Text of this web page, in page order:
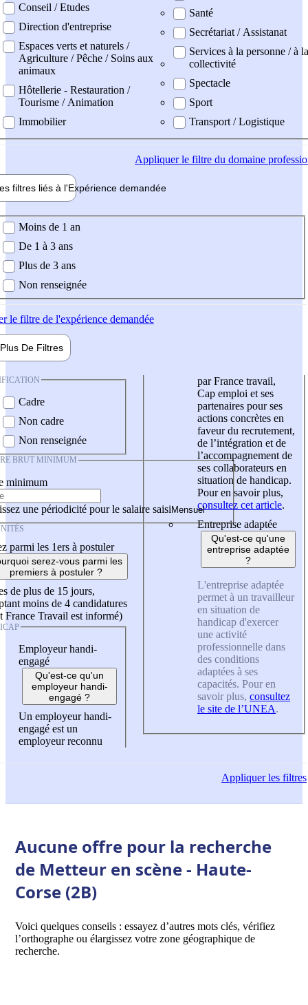
Conseil / Etudes
Direction d'entreprise
Espaces verts et naturels /
Agriculture / Pêche / Soins aux
animaux
Hôtellerie - Restauration /
Tourisme / Animation
Immobilier
Santé
Secrétariat / Assistanat
Services à la personne / à la
collectivité
Spectacle
Sport
Transport / Logistique
Appliquerle filtre du domaine
filtres liés à l'Expérience demandée
demandée
Moins de 1 an
De 1 à 3 ans
Plus de 3 ans
Non renseignée
le filtre de l'expérience demandée
Plus De Filtres
Cadre
Non cadre
Non renseignée
BRUT MINIMUM
minimum
une périodicité pour le salaire saisi
parmi les 1ers à postuler
serez-vous parmi les
premiers à postuler ?
de plus de 15 jours,
moins de 4 candidatures
France Travail est informé)
Employeur handi-
engagé
Qu'est-ce qu'un
employeur handi-
engagé ?
Un employeur handi-
engagé est un
employeur reconnu
par France travail,
Cap emploi et ses
partenaires pour ses
actions concrètes en
faveur du recrutement,
de l’intégration et de
l’accompagnement de
ses collaborateurs en
situation de handicap.
Pour en savoir plus,
consultez cet article.
Entreprise adaptée
Qu'est-ce qu'une
entreprise adaptée
?
L'entreprise adaptée
permet à un travailleur
en situation de
handicap d'exercer
une activité
professionnelle dans
des conditions
adaptées à ses
capacités. Pour en
savoir plus, consultez
le site de l’UNEA.
Appliquerles filtres
Aucune offre pour la recherche
de Metteur en scène - Haute-
Corse (2B)
Voici quelques conseils : essayez d’autres mots clés, vérifiez
l’orthographe ou élargissez votre zone géographique de
recherche.